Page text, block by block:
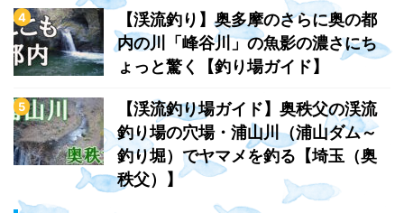
【渓流釣り】奥多摩のさらに奥の都
内の川「峰谷川」の魚影の濃さにち
ょっと驚く【釣り場ガイド】
【渓流釣り場ガイド】奥秩父の渓流
釣り場の穴場・浦山川（浦山ダム～
釣り堀）でヤマメを釣る【埼玉（奥
秩父）】